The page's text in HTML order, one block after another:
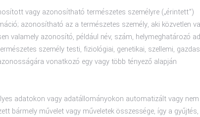
vagy azonosítható természetes személyre („érintett”)
azonosítható az a természetes személy, aki közvetlen
valamely azonosító, például név, szám, helymeghatározó
személy testi, fiziológiai, genetikai, szellemi,
vonatkozó egy vagy több tényező alapján
adatokon vagy adatállományokon automatizált vagy nem
bármely művelet vagy műveletek összessége, így a gyűjtés,